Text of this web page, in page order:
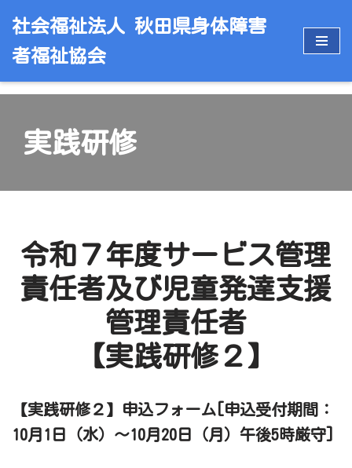
ン
テ
ッ
社会福祉法人 秋田県身体障害
者福祉協会
実践研修
令和７年度サービス管理
責任者及び児童発達支援
管理責任者
【実践研修２】
【実践研修２】申込フォーム[申込受付期間：
10月1日（水）～10月20日（月）午後5時厳守]